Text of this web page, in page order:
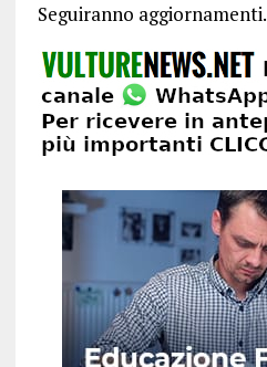
Seguiranno aggiornamenti.